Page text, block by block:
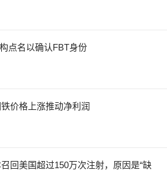
点名以确认FBT身份
价格上涨推动净利润
回美国超过150万次注射，原因是“缺